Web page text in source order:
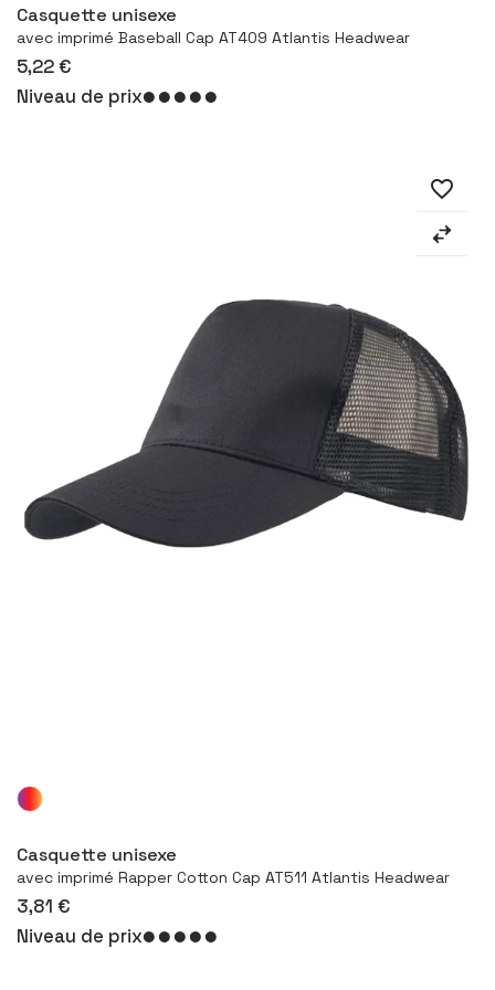
Casquette unisexe
avec imprimé Baseball Cap AT409 Atlantis Headwear
5,22 €
Niveau de prix
Casquette unisexe
avec imprimé Rapper Cotton Cap AT511 Atlantis Headwear
3,81 €
Niveau de prix
favorite_border